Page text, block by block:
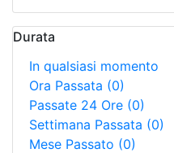
Durata
In qualsiasi momento
Ora Passata (0)
Passate 24 Ore (0)
Settimana Passata (0)
Mese Passato (0)